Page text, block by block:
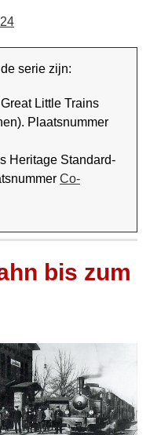
serie zijn:
Little Trains
Plaatsnummer
Heritage Standard-
Co-
bis zum